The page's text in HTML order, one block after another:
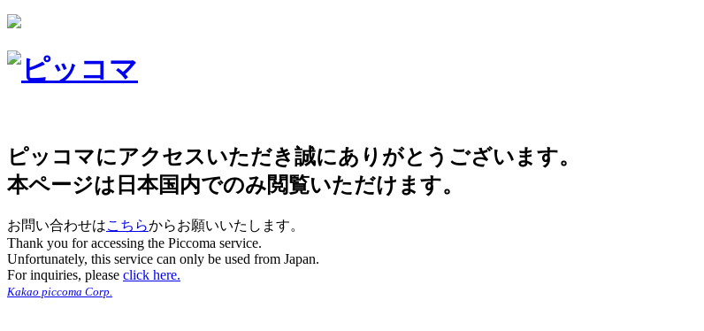
ピッコマにアクセスいただき誠にありがとうございます。
本ページは日本国内でのみ閲覧いただけます。
お問い合わせはこちらからお願いいたします。
Thank you for accessing the Piccoma service.
Unfortunately, this service can only be used from Japan.
For inquiries, please click here.
Kakao piccoma Corp.